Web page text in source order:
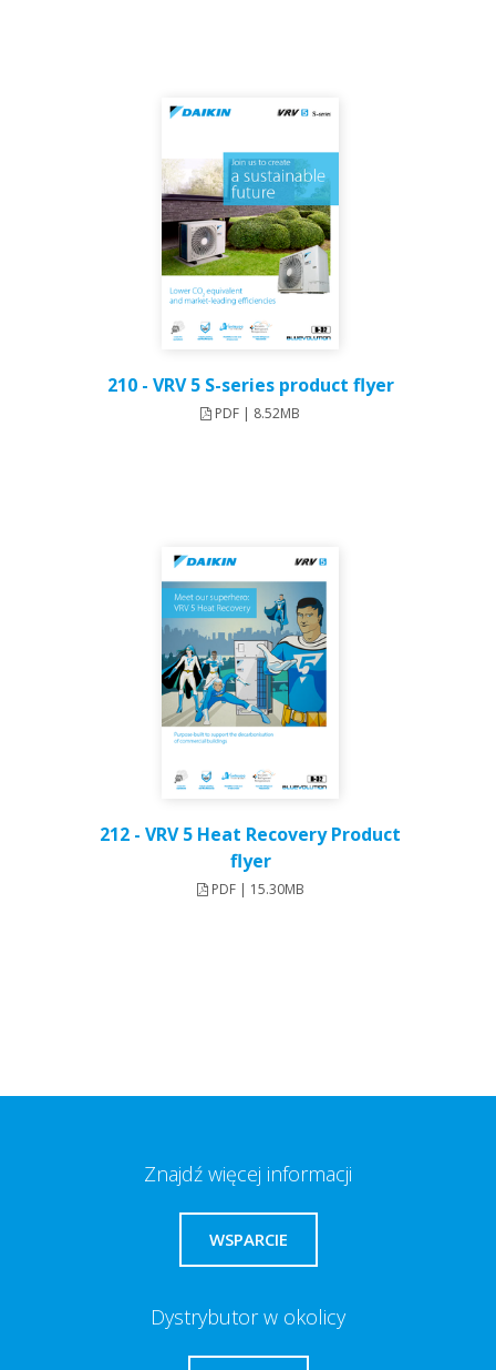
210 - VRV 5 S-series product flyer
PDF | 8.52MB
212 - VRV 5 Heat Recovery Product
flyer
PDF | 15.30MB
Znajdź więcej informacji
WSPARCIE
Dystrybutor w okolicy